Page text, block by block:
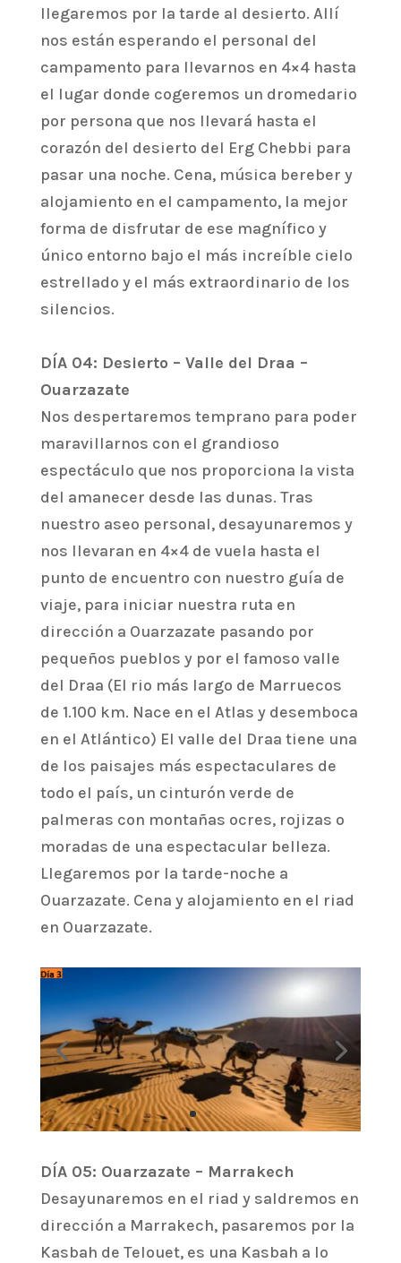
llegaremos por la tarde al desierto. Allí
nos están esperando el personal del
campamento para llevarnos en 4×4 hasta
el lugar donde cogeremos un dromedario
por persona que nos llevará hasta el
corazón del desierto del Erg Chebbi para
pasar una noche. Cena, música bereber y
alojamiento en el campamento, la mejor
forma de disfrutar de ese magnífico y
único entorno bajo el más increíble cielo
estrellado y el más extraordinario de los
silencios.
DÍA 04: Desierto – Valle del Draa –
Ouarzazate
Nos despertaremos temprano para poder
maravillarnos con el grandioso
espectáculo que nos proporciona la vista
del amanecer desde las dunas. Tras
nuestro aseo personal, desayunaremos y
nos llevaran en 4×4 de vuela hasta el
punto de encuentro con nuestro guía de
viaje, para iniciar nuestra ruta en
dirección a Ouarzazate pasando por
pequeños pueblos y por el famoso valle
del Draa (El rio más largo de Marruecos
de 1.100 km. Nace en el Atlas y desemboca
en el Atlántico) El valle del Draa tiene una
de los paisajes más espectaculares de
todo el país, un cinturón verde de
palmeras con montañas ocres, rojizas o
moradas de una espectacular belleza.
Llegaremos por la tarde-noche a
Ouarzazate. Cena y alojamiento en el riad
en Ouarzazate.
DÍA 05: Ouarzazate – Marrakech
Desayunaremos en el riad y saldremos en
dirección a Marrakech, pasaremos por la
Kasbah de Telouet, es una Kasbah a lo